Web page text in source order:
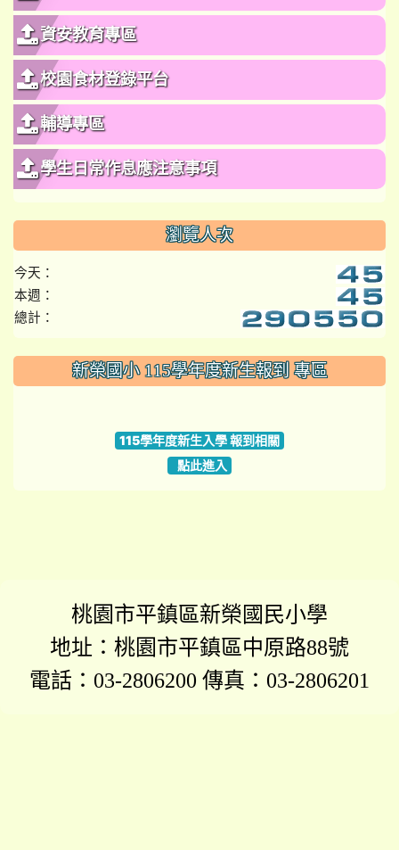
資安教育專區
校園食材登錄平台
輔導專區
學生日常作息應注意事項
瀏覽人次
今天：
本週：
總計：
::: 新榮國小 115學年度新生報到 專區
115學年度新生入學 報到相關
點此進入
桃園市平鎮區新榮國民小學
地址：桃園市平鎮區中原路88號
電話：03-2806200 傳真：03-2806201